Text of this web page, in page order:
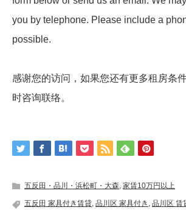
you by telephone. Please include a
possible.
感谢您的访问，如果您还有更多租房条
时咨询联络。
五反田・品川・浜松町・大森, 家賃10万円以上
五反田 家具付き賃貸, 品川区 家具付き , 品川区 賃